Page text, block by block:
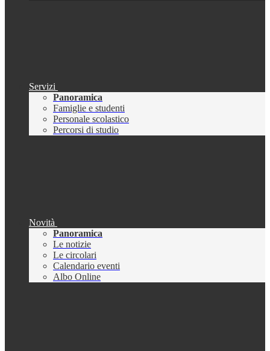
Servizi
Panoramica
Famiglie e studenti
Personale scolastico
Percorsi di studio
Novità
Panoramica
Le notizie
Le circolari
Calendario eventi
Albo Online